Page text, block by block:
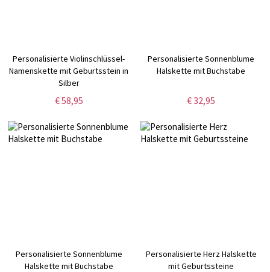
Personalisierte Violinschlüssel-
Namenskette mit Geburtsstein in
Silber
€ 58,95
Personalisierte Sonnenblume
Halskette mit Buchstabe
€ 32,95
Personalisierte Sonnenblume
Halskette mit Buchstabe
Personalisierte Herz Halskette
mit Geburtssteine